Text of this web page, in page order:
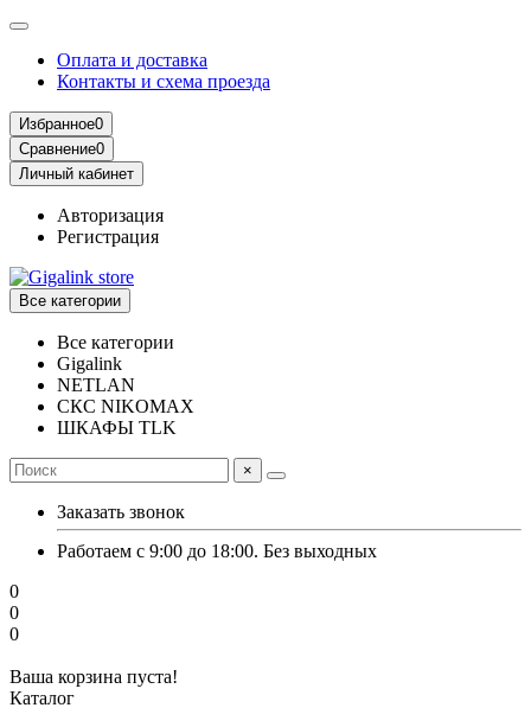
Оплата и доставка
Контакты и схема проезда
Избранное0
Сравнение0
Личный кабинет
Авторизация
Регистрация
Все категории
Все категории
Gigalink
NETLAN
СКС NIKOMAX
ШКАФЫ TLK
×
Заказать звонок
Работаем с 9:00 до 18:00. Без выходных
0
0
0
Ваша корзина пуста!
Каталог